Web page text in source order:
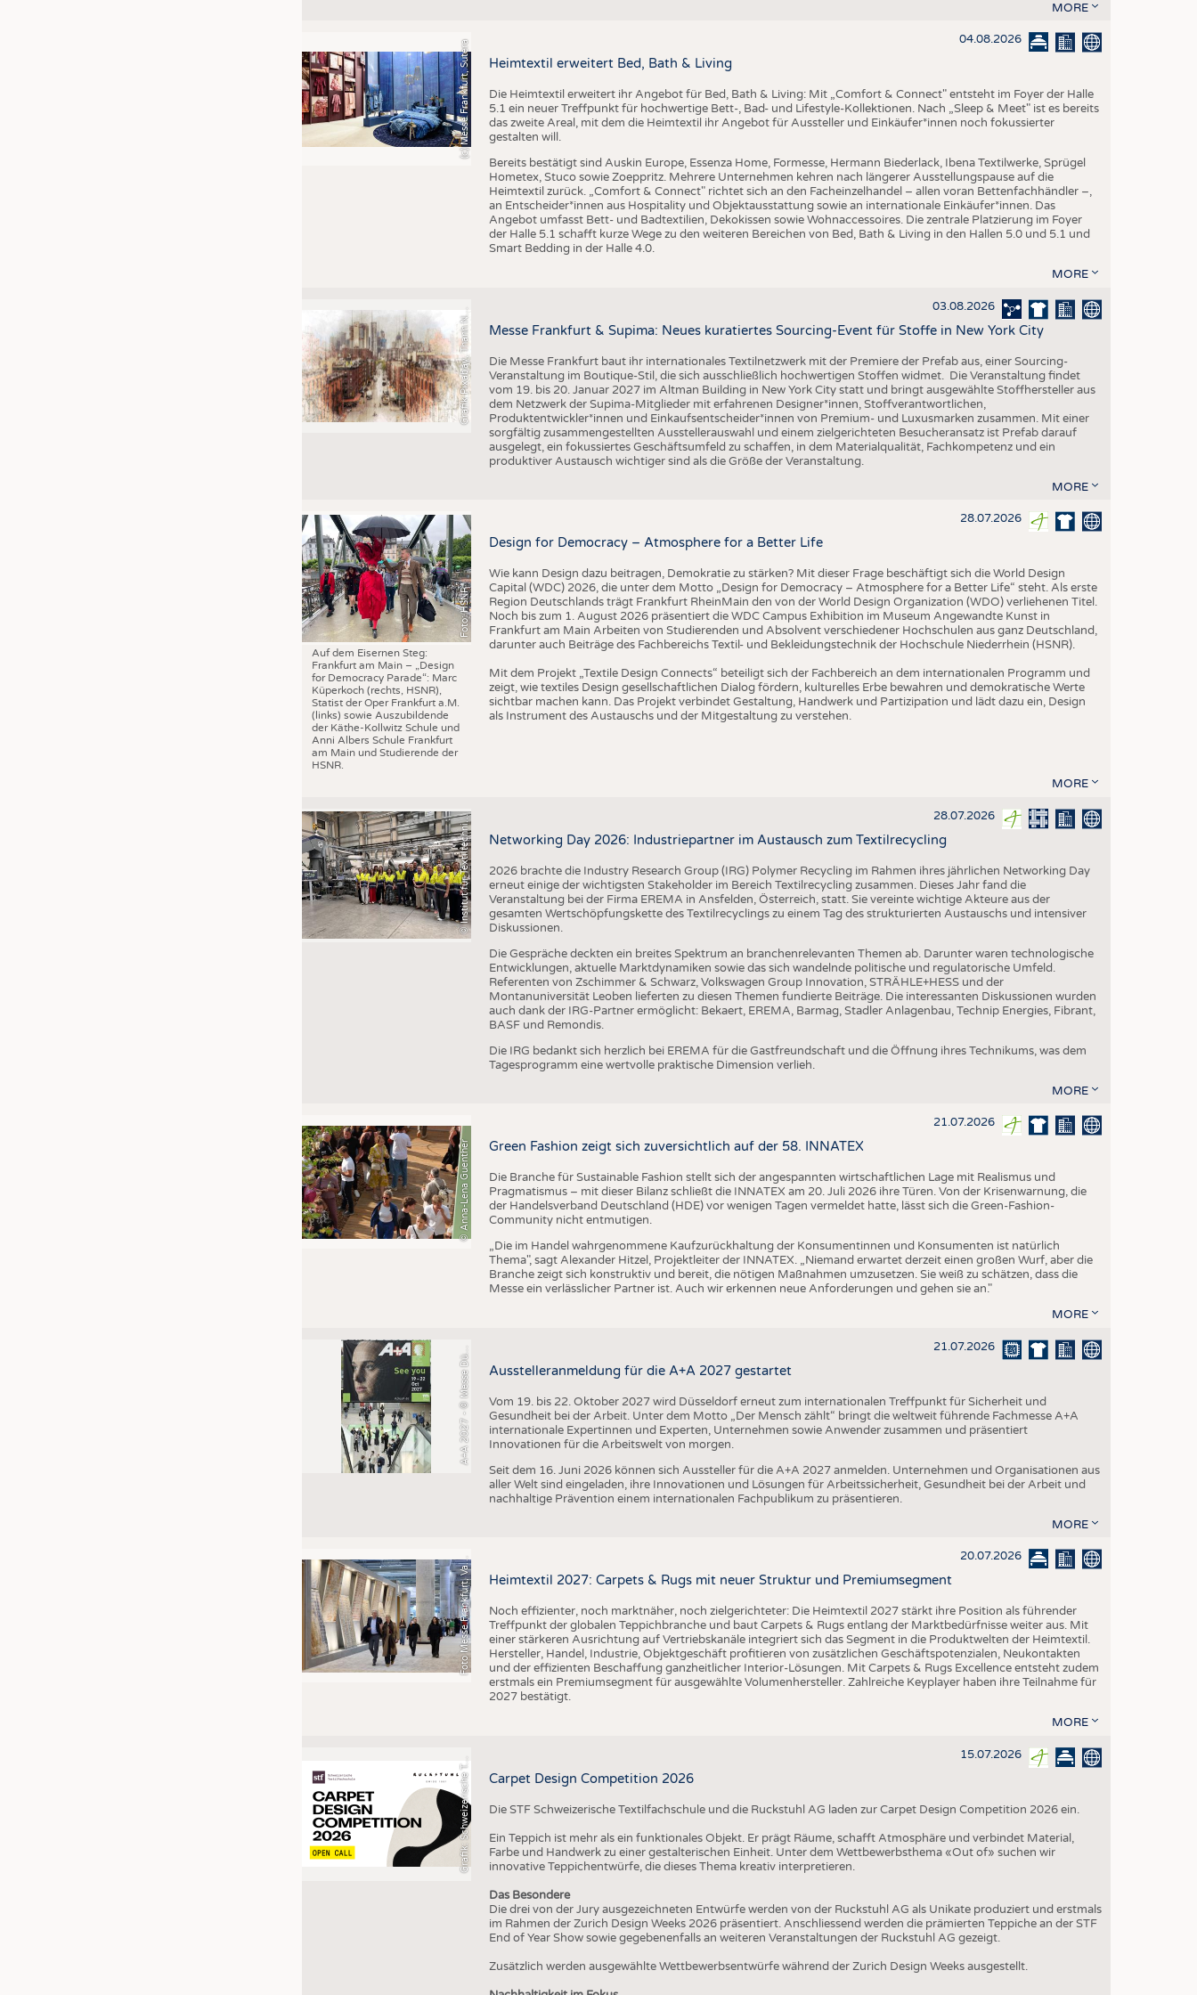
KRÜGER PERSONAL HEADHUNTING
PRAKTIKA & AUSBILDUNGEN
AUSSCHREIBUNGEN
DTV AUSSCHREIBUNGSDIENST
DAUNENCHECK
TERMINE
BRANCHENTERMINE
MORE
(c) Messe Frankfurt, Sutera 04.08.2026
Heimtextil erweitert Bed, Bath & Living
Die Heimtextil erweitert ihr Angebot für Bed, Bath & Living: Mit „Comfort & Connect" entsteht im Foyer der Halle
5.1 ein neuer Treffpunkt für hochwertige Bett-, Bad- und Lifestyle-Kollektionen. Nach „Sleep & Meet" ist es bereits
das zweite Areal, mit dem die Heimtextil ihr Angebot für Aussteller und Einkäufer*innen noch fokussierter
gestalten will.
Bereits bestätigt sind Auskin Europe, Essenza Home, Formesse, Hermann Biederlack, Ibena Textilwerke, Sprügel
Hometex, Stuco sowie Zoeppritz. Mehrere Unternehmen kehren nach längerer Ausstellungspause auf die
Heimtextil zurück. „Comfort & Connect" richtet sich an den Facheinzelhandel – allen voran Bettenfachhändler –,
an Entscheider*innen aus Hospitality und Objektausstattung sowie an internationale Einkäufer*innen. Das
Angebot umfasst Bett- und Badtextilien, Dekokissen sowie Wohnaccessoires. Die zentrale Platzierung im Foyer
der Halle 5.1 schafft kurze Wege zu den weiteren Bereichen von Bed, Bath & Living in den Hallen 5.0 und 5.1 und
Smart Bedding in der Halle 4.0.
MORE
r
a
f
i
k
P
i
x
a
b
a
y
,
T
h
a
n
h
N
g
u
y
e
n
S
l 03.08.2026
Messe Frankfurt & Supima: Neues kuratiertes Sourcing-Event für Stoffe in New York City
Die Messe Frankfurt baut ihr internationales Textilnetzwerk mit der Premiere der Prefab aus, einer Sourcing-
Veranstaltung im Boutique-Stil, die sich ausschließlich hochwertigen Stoffen widmet. Die Veranstaltung findet
vom 19. bis 20. Januar 2027 im Altman Building in New York City statt und bringt ausgewählte Stoffhersteller aus
dem Netzwerk der Supima-Mitglieder mit erfahrenen Designer*innen, Stoffverantwortlichen,
Produktentwickler*innen und Einkaufsentscheider*innen von Premium- und Luxusmarken zusammen. Mit einer
sorgfältig zusammengestellten Ausstellerauswahl und einem zielgerichteten Besucheransatz ist Prefab darauf
ausgelegt, ein fokussiertes Geschäftsumfeld zu schaffen, in dem Materialqualität, Fachkompetenz und ein
produktiver Austausch wichtiger sind als die Größe der Veranstaltung.
MORE
Foto: HSNR
Auf dem Eisernen Steg:
Frankfurt am Main – „Design
for Democracy Parade“: Marc
Küperkoch (rechts, HSNR),
Statist der Oper Frankfurt a.M.
(links) sowie Auszubildende
der Käthe-Kollwitz Schule und
Anni Albers Schule Frankfurt
am Main und Studierende der
HSNR.
28.07.2026
Design for Democracy – Atmosphere for a Better Life
Wie kann Design dazu beitragen, Demokratie zu stärken? Mit dieser Frage beschäftigt sich die World Design
Capital (WDC) 2026, die unter dem Motto „Design for Democracy – Atmosphere for a Better Life“ steht. Als erste
Region Deutschlands trägt Frankfurt RheinMain den von der World Design Organization (WDO) verliehenen Titel.
Noch bis zum 1. August 2026 präsentiert die WDC Campus Exhibition im Museum Angewandte Kunst in
Frankfurt am Main Arbeiten von Studierenden und Absolvent verschiedener Hochschulen aus ganz Deutschland,
darunter auch Beiträge des Fachbereichs Textil- und Bekleidungstechnik der Hochschule Niederrhein (HSNR).
Mit dem Projekt „Textile Design Connects“ beteiligt sich der Fachbereich an dem internationalen Programm und
zeigt, wie textiles Design gesellschaftlichen Dialog fördern, kulturelles Erbe bewahren und demokratische Werte
sichtbar machen kann. Das Projekt verbindet Gestaltung, Handwerk und Partizipation und lädt dazu ein, Design
als Instrument des Austauschs und der Mitgestaltung zu verstehen.
MORE
©
I
n
s
t
i
t
u
t
f
ü
r
T
e
x
t
i
l
t
e
c
h
n
i
k
(
I
T
A
)
d
e
r
R
W
T
H
A
a
c
h
e
n
U
n
i
v
e
r
s
i
t
y 28.07.2026
Networking Day 2026: Industriepartner im Austausch zum Textilrecycling
2026 brachte die Industry Research Group (IRG) Polymer Recycling im Rahmen ihres jährlichen Networking Day
erneut einige der wichtigsten Stakeholder im Bereich Textilrecycling zusammen. Dieses Jahr fand die
Veranstaltung bei der Firma EREMA in Ansfelden, Österreich, statt. Sie vereinte wichtige Akteure aus der
gesamten Wertschöpfungskette des Textilrecyclings zu einem Tag des strukturierten Austauschs und intensiver
Diskussionen.
Die Gespräche deckten ein breites Spektrum an branchenrelevanten Themen ab. Darunter waren technologische
Entwicklungen, aktuelle Marktdynamiken sowie das sich wandelnde politische und regulatorische Umfeld.
Referenten von Zschimmer & Schwarz, Volkswagen Group Innovation, STRÄHLE+HESS und der
Montanuniversität Leoben lieferten zu diesen Themen fundierte Beiträge. Die interessanten Diskussionen wurden
auch dank der IRG-Partner ermöglicht: Bekaert, EREMA, Barmag, Stadler Anlagenbau, Technip Energies, Fibrant,
BASF und Remondis.
Die IRG bedankt sich herzlich bei EREMA für die Gastfreundschaft und die Öffnung ihres Technikums, was dem
Tagesprogramm eine wertvolle praktische Dimension verlieh.
MORE
© Anna-Lena Guenther
21.07.2026
Green Fashion zeigt sich zuversichtlich auf der 58. INNATEX
Die Branche für Sustainable Fashion stellt sich der angespannten wirtschaftlichen Lage mit Realismus und
Pragmatismus – mit dieser Bilanz schließt die INNATEX am 20. Juli 2026 ihre Türen. Von der Krisenwarnung, die
der Handelsverband Deutschland (HDE) vor wenigen Tagen vermeldet hatte, lässt sich die Green-Fashion-
Community nicht entmutigen.
„Die im Handel wahrgenommene Kaufzurückhaltung der Konsumentinnen und Konsumenten ist natürlich
Thema", sagt Alexander Hitzel, Projektleiter der INNATEX. „Niemand erwartet derzeit einen großen Wurf, aber die
Branche zeigt sich konstruktiv und bereit, die nötigen Maßnahmen umzusetzen. Sie weiß zu schätzen, dass die
Messe ein verlässlicher Partner ist. Auch wir erkennen neue Anforderungen und gehen sie an."
MORE
+
A
2
0
2
7
-
©
M
e
s
s
e
D
ü
s
e
l
d
o
r
f
/
C
o
n
s
t
a
n
z
e
T
i
l
l
m
a
n 21.07.2026
Ausstelleranmeldung für die A+A 2027 gestartet
Vom 19. bis 22. Oktober 2027 wird Düsseldorf erneut zum internationalen Treffpunkt für Sicherheit und
Gesundheit bei der Arbeit. Unter dem Motto „Der Mensch zählt“ bringt die weltweit führende Fachmesse A+A
internationale Expertinnen und Experten, Unternehmen sowie Anwender zusammen und präsentiert
Innovationen für die Arbeitswelt von morgen.
Seit dem 16. Juni 2026 können sich Aussteller für die A+A 2027 anmelden. Unternehmen und Organisationen aus
aller Welt sind eingeladen, ihre Innovationen und Lösungen für Arbeitssicherheit, Gesundheit bei der Arbeit und
nachhaltige Prävention einem internationalen Fachpublikum zu präsentieren.
MORE
F
o
t
o
M
e
s
s
e
F
r
a
n
k
f
u
r
t
,
V
a
l
e
n
t
i
n 20.07.2026
Heimtextil 2027: Carpets & Rugs mit neuer Struktur und Premiumsegment
Noch effizienter, noch marktnäher, noch zielgerichteter: Die Heimtextil 2027 stärkt ihre Position als führender
Treffpunkt der globalen Teppichbranche und baut Carpets & Rugs entlang der Marktbedürfnisse weiter aus. Mit
einer stärkeren Ausrichtung auf Vertriebskanäle integriert sich das Segment in die Produktwelten der Heimtextil.
Hersteller, Handel, Industrie, Objektgeschäft profitieren von zusätzlichen Geschäftspotenzialen, Neukontakten
und der effizienten Beschaffung ganzheitlicher Interior-Lösungen. Mit Carpets & Rugs Excellence entsteht zudem
erstmals ein Premiumsegment für ausgewählte Volumenhersteller. Zahlreiche Keyplayer haben ihre Teilnahme für
2027 bestätigt.
MORE
r
a
f
i
k
:
S
c
h
w
e
i
z
e
r
i
s
c
h
e
T
e
t
i
l
f
a
c
h
s
c
h
u
l
e
S
T 15.07.2026
Carpet Design Competition 2026
Die STF Schweizerische Textilfachschule und die Ruckstuhl AG laden zur Carpet Design Competition 2026 ein.
Ein Teppich ist mehr als ein funktionales Objekt. Er prägt Räume, schafft Atmosphäre und verbindet Material,
Farbe und Handwerk zu einer gestalterischen Einheit. Unter dem Wettbewerbsthema «Out of» suchen wir
innovative Teppichentwürfe, die dieses Thema kreativ interpretieren.
Das Besondere
Die drei von der Jury ausgezeichneten Entwürfe werden von der Ruckstuhl AG als Unikate produziert und erstmals
im Rahmen der Zurich Design Weeks 2026 präsentiert. Anschliessend werden die prämierten Teppiche an der STF
End of Year Show sowie gegebenenfalls an weiteren Veranstaltungen der Ruckstuhl AG gezeigt.
Zusätzlich werden ausgewählte Wettbewerbsentwürfe während der Zurich Design Weeks ausgestellt.